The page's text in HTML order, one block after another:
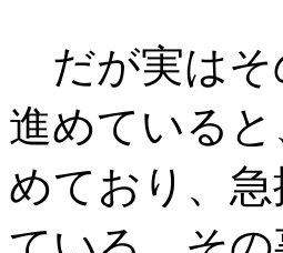
だが実はそ
進めている
めており、